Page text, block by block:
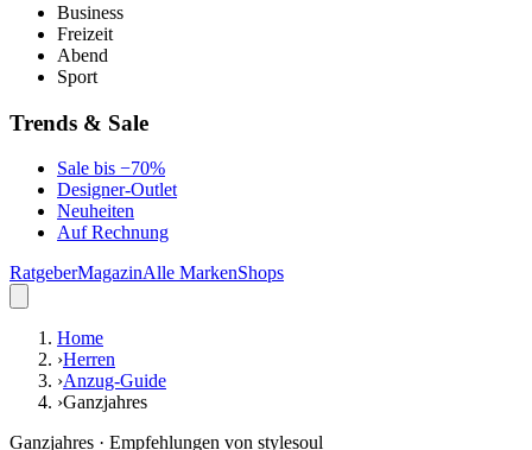
Business
Freizeit
Abend
Sport
Trends & Sale
Sale bis −70%
Designer-Outlet
Neuheiten
Auf Rechnung
RatgeberMagazinAlle MarkenShops
Home
›Herren
›Anzug-Guide
›Ganzjahres
Ganzjahres · Empfehlungen von stylesoul